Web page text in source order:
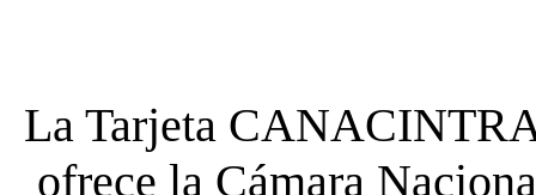
La Tarjeta
ofrece la Cámara